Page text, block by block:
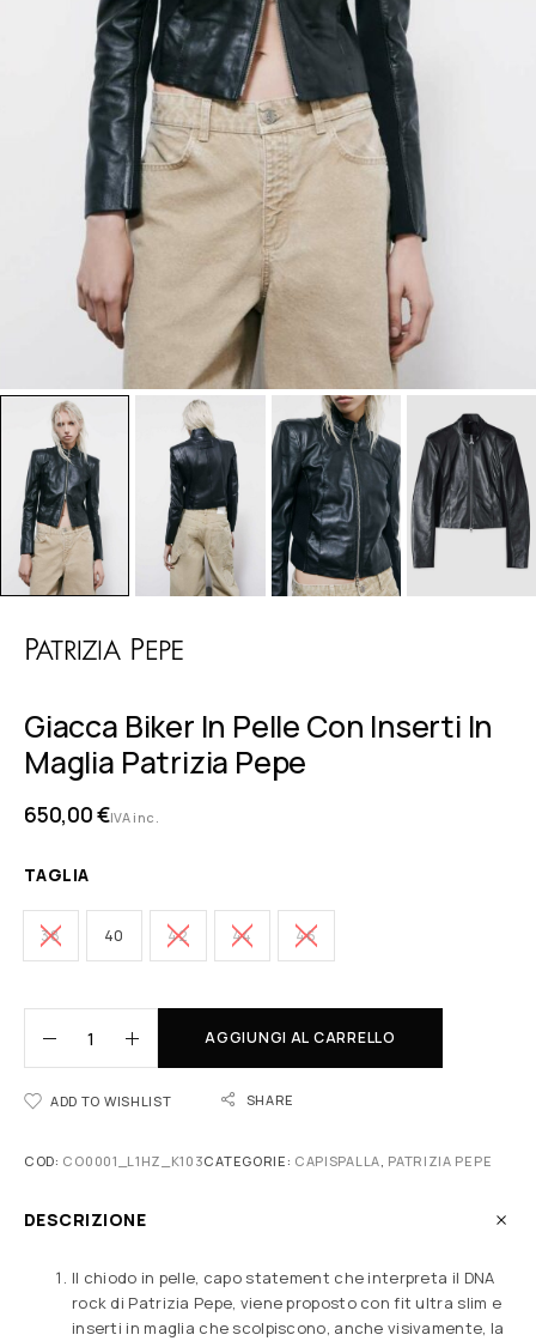
Giacca Biker In Pelle Con Inserti In
Maglia Patrizia Pepe
650,00€IVA inc.
TAGLIA
38 40 42 44 46
AGGIUNGI AL CARRELLO
ADD TO WISHLIST SHARE
COD: CO0001_L1HZ_K103CATEGORIE: CAPISPALLA, PATRIZIA PEPE
DESCRIZIONE
Il chiodo in pelle, capo statement che interpreta il DNA
rock di Patrizia Pepe, viene proposto con fit ultra slim e
inserti in maglia che scolpiscono, anche visivamente, la